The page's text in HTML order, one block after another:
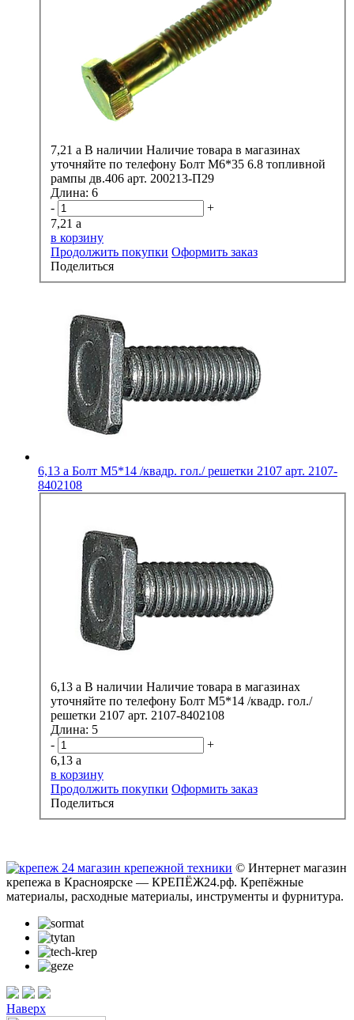
7,21 a В наличии Наличие товара в магазинах
уточняйте по телефону Болт М6*35 6.8 топливной
рампы дв.406 арт. 200213-П29
Длина: 6
-
+
7,21 a
в корзину
Продолжить покупки Оформить заказ
Поделиться
6,13 a Болт М5*14 /квадр. гол./ решетки 2107 арт. 2107-
8402108
6,13 a В наличии Наличие товара в магазинах
уточняйте по телефону Болт М5*14 /квадр. гол./
решетки 2107 арт. 2107-8402108
Длина: 5
-
+
6,13 a
в корзину
Продолжить покупки Оформить заказ
Поделиться
© Интернет магазин
крепежа в Красноярске — КРЕПЁЖ24.рф. Крепёжные
материалы, расходные материалы, инструменты и фурнитура.
Наверх